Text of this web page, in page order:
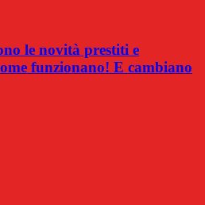
le novità prestiti e
funzionano! E cambiano